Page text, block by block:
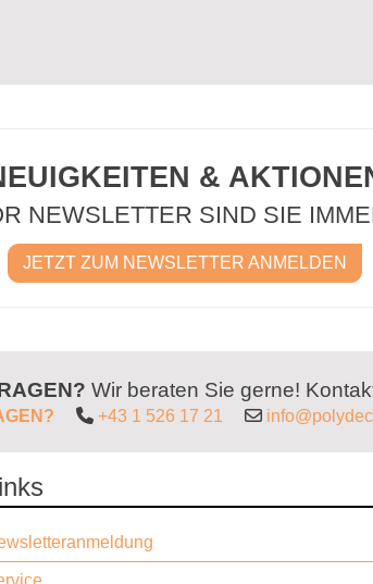
&
NEWSLETTER SIND SIE
JETZT ZUM NEWSLETTER ANMELDEN
Wir beraten Sie gerne!
+43 1 526 17 21